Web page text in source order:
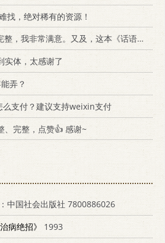
找，绝对稀有的资源！
，我非常满意。又及，这本《话语的真相》...
实体，太感谢了
弄？
么支付？建议支持weixin支付
、完整，点赞👍 感谢~
中国社会出版社 7800886026
病绝招》
1993